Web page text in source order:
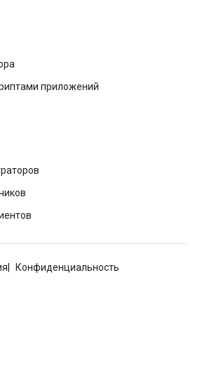
приложений
Конфиденциальность